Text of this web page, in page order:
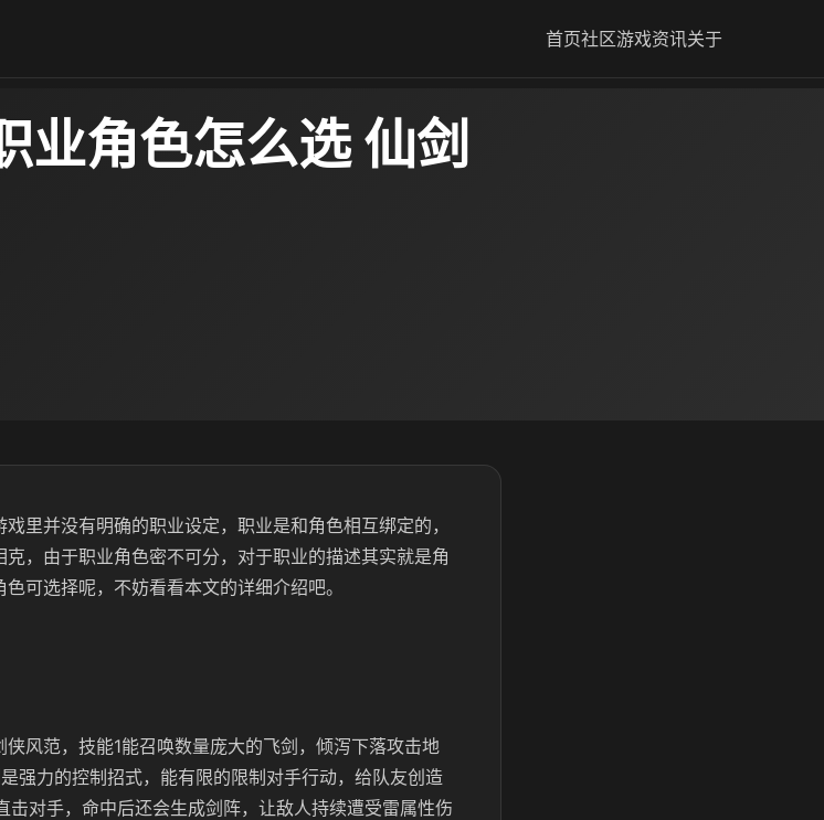
首页社区游戏资讯关于
业角色怎么选 仙剑
里并没有明确的职业设定，职业是和角色相互绑定的，
，由于职业角色密不可分，对于职业的描述其实就是角
可选择呢，不妨看看本文的详细介绍吧。
风范，技能1能召唤数量庞大的飞剑，倾泻下落攻击地
强力的控制招式，能有限的限制对手行动，给队友创造
对手，命中后还会生成剑阵，让敌人持续遭受雷属性伤